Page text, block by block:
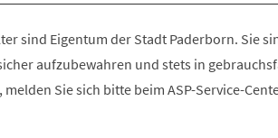
sind Eigentum der Stadt Paderborn. Sie
aufzubewahren und stets in
Sie sich bitte beim ASP-Service-